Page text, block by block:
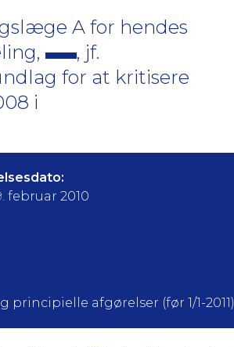
A for hendes
, jf.
for at kritisere
i
februar 2010
principielle afgørelser (før 1/1-2011)